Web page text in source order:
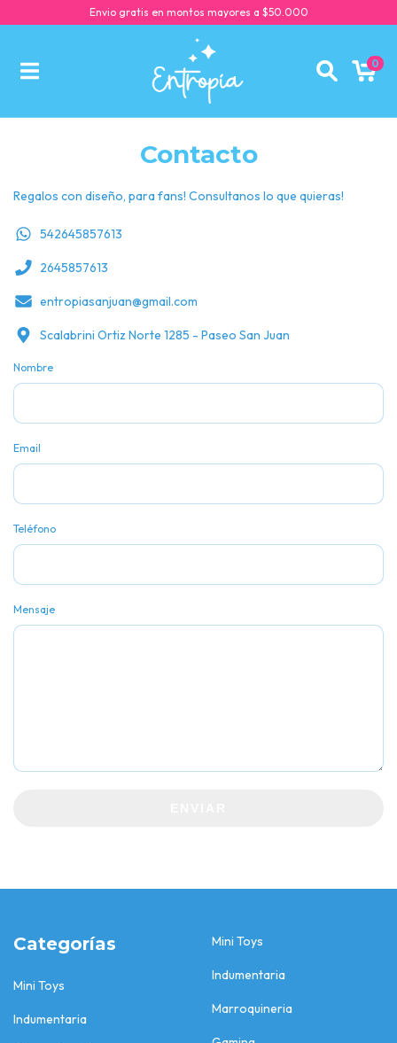
Envio gratis en montos mayores a $50.000
0
Contacto
Regalos con diseño, para fans! Consultanos lo que quieras!
542645857613
2645857613
entropiasanjuan@gmail.com
Scalabrini Ortiz Norte 1285 - Paseo San Juan
Nombre
Email
Teléfono
Mensaje
Categorías
Mini Toys
Indumentaria
Mini Toys
Indumentaria
Marroquineria